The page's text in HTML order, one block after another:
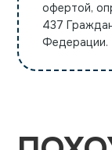
офертой,
437
Федерации.